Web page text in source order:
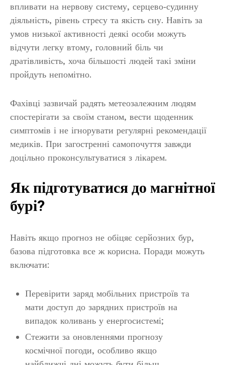
впливати на нервову систему, серцево‑судинну
діяльність, рівень стресу та якість сну. Навіть за
умов низької активності деякі особи можуть
відчути легку втому, головний біль чи
дратівливість, хоча більшості людей такі зміни
пройдуть непомітно.
Фахівці зазвичай радять метеозалежним людям
спостерігати за своїм станом, вести щоденник
симптомів і не ігнорувати регулярні рекомендації
медиків. При загостренні самопочуття завжди
доцільно проконсультуватися з лікарем.
Як підготуватися до магнітної
бурі?
Навіть якщо прогноз не обіцяє серйозних бур,
базова підготовка все ж корисна. Поради можуть
включати:
Перевірити заряд мобільних пристроїв та
мати доступ до зарядних пристроїв на
випадок коливань у енергосистемі;
Стежити за оновленнями прогнозу
космічної погоди, особливо якщо